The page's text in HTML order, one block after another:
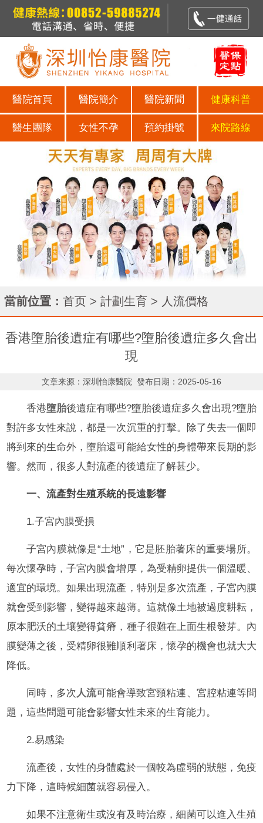
醫院首頁 醫院簡介 醫院新聞 健康科普
醫生團隊 女性不孕 預約掛號 來院路線
當前位置： 首页 > 計劃生育 > 人流價格
香港墮胎後遺症有哪些?墮胎後遺症多久會出
現
文章来源：深圳怡康醫院 發布日期：2025-05-16
香港墮胎後遺症有哪些?墮胎後遺症多久會出現?墮胎
對許多女性來說，都是一次沉重的打擊。除了失去一個即
將到來的生命外，墮胎還可能給女性的身體帶來長期的影
響。然而，很多人對流產的後遺症了解甚少。
一、流產對生殖系統的長遠影響
1.子宮內膜受損
子宮內膜就像是“土地”，它是胚胎著床的重要場所。
每次懷孕時，子宮內膜會增厚，為受精卵提供一個溫暖、
適宜的環境。如果出現流產，特別是多次流產，子宮內膜
就會受到影響，變得越來越薄。這就像土地被過度耕耘，
原本肥沃的土壤變得貧瘠，種子很難在上面生根發芽。內
膜變薄之後，受精卵很難順利著床，懷孕的機會也就大大
降低。
同時，多次人流可能會導致宮頸粘連、宮腔粘連等問
題，這些問題可能會影響女性未來的生育能力。
2.易感染
流產後，女性的身體處於一個較為虛弱的狀態，免疫
力下降，這時候細菌就容易侵入。
如果不注意衛生或沒有及時治療，細菌可以進入生殖